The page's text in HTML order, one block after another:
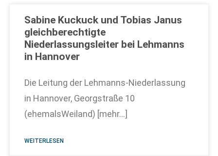
Sabine Kuckuck und Tobias Janus
gleichberechtigte
Niederlassungsleiter bei Lehmanns
in Hannover
Die Leitung der Lehmanns-Niederlassung
in Hannover, Georgstraße 10
(ehemalsWeiland) [mehr…]
WEITERLESEN